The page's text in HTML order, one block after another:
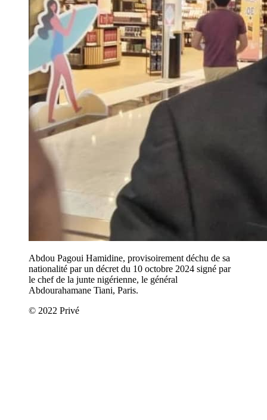
Abdou Pagoui Hamidine, provisoirement déchu de sa
nationalité par un décret du 10 octobre 2024 signé par
le chef de la junte nigérienne, le général
Abdourahamane Tiani, Paris.
© 2022 Privé